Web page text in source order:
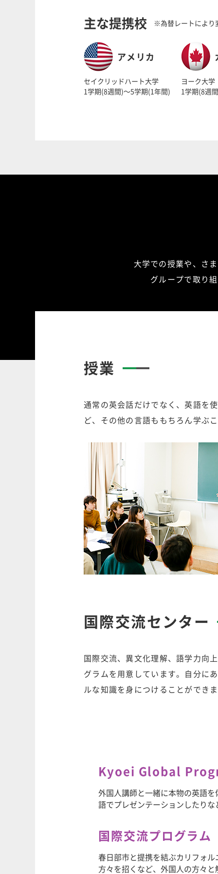
主な提携校 ※為替レートにより
アメリカ
セイクリッドハート大学
1学期(8週間)～5学期(1年間)
ヨーク大学
1学期(8週
大学での授業や、さ
グループで取り
授業
通常の英会話だけでなく、英語を
ど、その他の言語ももちろん学ぶ
国際交流センター
国際交流、異文化理解、語学力向
グラムを用意しています。自分に
ルな知識を身につけることができ
Kyoei Global
外国人講師と一緒に本物の英語
語でプレゼンテーションしたり
国際交流プログラム
春日部市と提携を結ぶカリフォ
方々を招くなど、外国人の方々